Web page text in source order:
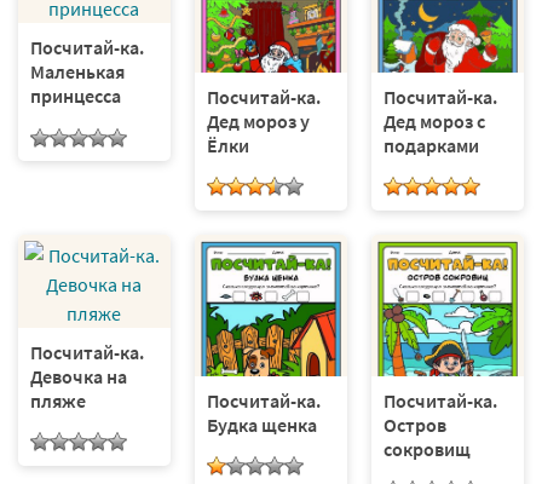
Посчитай-ка.
Маленькая
принцесса
Посчитай-ка.
Дед мороз у
Ёлки
Посчитай-ка.
Дед мороз с
подарками
Посчитай-ка.
Девочка на
пляже
Посчитай-ка.
Будка щенка
Посчитай-ка.
Остров
сокровищ